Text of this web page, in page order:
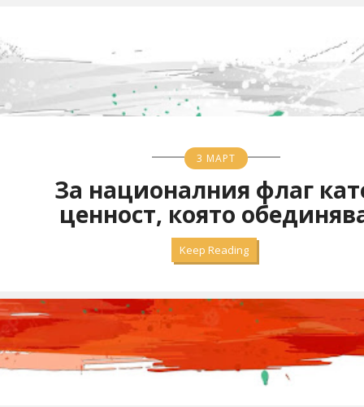
3 МАРТ
За националния флаг
ценност, която
Keep Reading